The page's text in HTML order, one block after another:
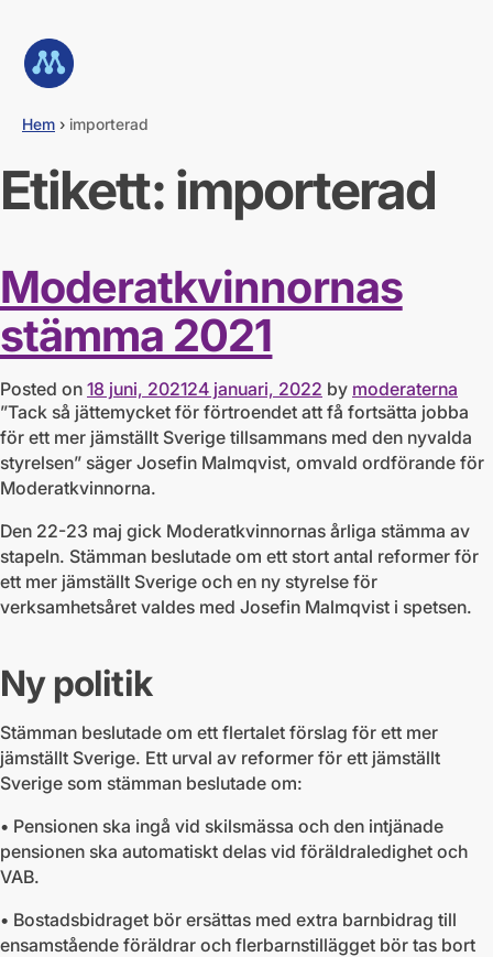
i
e
h
å
l
l
Hem › importerad
Etikett: importerad
Moderatkvinnornas
stämma 2021
Posted on 18 juni, 202124 januari, 2022 by moderaterna
”Tack så jättemycket för förtroendet att få fortsätta jobba
för ett mer jämställt Sverige tillsammans med den nyvalda
styrelsen” säger Josefin Malmqvist, omvald ordförande för
Moderatkvinnorna.
Den 22-23 maj gick Moderatkvinnornas årliga stämma av
stapeln. Stämman beslutade om ett stort antal reformer för
ett mer jämställt Sverige och en ny styrelse för
verksamhetsåret valdes med Josefin Malmqvist i spetsen.
Ny politik
Stämman beslutade om ett flertalet förslag för ett mer
jämställt Sverige. Ett urval av reformer för ett jämställt
Sverige som stämman beslutade om:
• Pensionen ska ingå vid skilsmässa och den intjänade
pensionen ska automatiskt delas vid föräldraledighet och
VAB.
• Bostadsbidraget bör ersättas med extra barnbidrag till
ensamstående föräldrar och flerbarnstillägget bör tas bort